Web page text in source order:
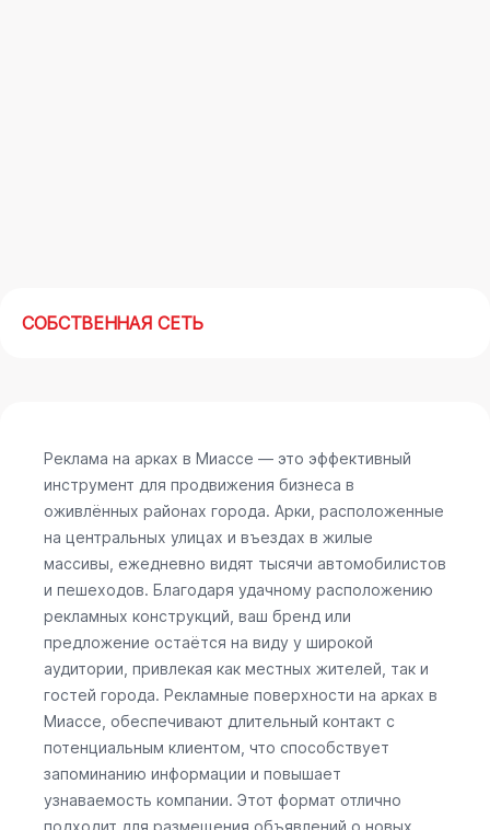
СОБСТВЕННАЯ СЕТЬ
Реклама на арках в Миассе — это эффективный
инструмент для продвижения бизнеса в
оживлённых районах города. Арки, расположенные
на центральных улицах и въездах в жилые
массивы, ежедневно видят тысячи автомобилистов
и пешеходов. Благодаря удачному расположению
рекламных конструкций, ваш бренд или
предложение остаётся на виду у широкой
аудитории, привлекая как местных жителей, так и
гостей города. Рекламные поверхности на арках в
Миассе, обеспечивают длительный контакт с
потенциальным клиентом, что способствует
запоминанию информации и повышает
узнаваемость компании. Этот формат отлично
подходит для размещения объявлений о новых